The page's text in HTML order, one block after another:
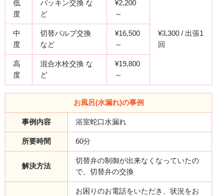
低
度
パッキン交換 な
ど
¥2,200
～
¥3,300 / 出張1
回
中
度
切替バルブ交換
など
¥16,500
～
高
度
混合水栓交換 な
ど
¥19,800
～
お風呂(水漏れ)の事例
事例内容 浴室蛇口水漏れ
所要時間 60分
解決方法
切替弁の制御が出来なくなっていたの
で、切替弁の交換
お困りのお電話をいただき、状況をお